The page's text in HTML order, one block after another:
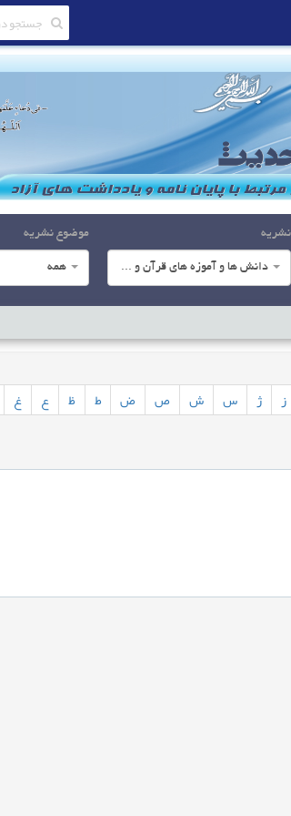
نشریه
دانش ها و آموزه های قرآن و حدیث
موضوع نشریه
همه
ز ژ س ش ص ض ط ظ ع غ